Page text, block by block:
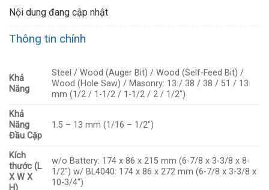
Nội dung đang cập nhật
Thông tin chính
Khả
Năng
Steel / Wood (Auger Bit) / Wood (Self-Feed Bit) /
Wood (Hole Saw) / Masonry: 13 / 38 / 38 / 51 / 13
mm (1/2 / 1-1/2 / 1-1/2 / 2 / 1/2″)
Khả
Năng
Đầu Cặp
1.5 – 13 mm (1/16 – 1/2″)
Kích
thước (L
X W X
H)
w/o Battery: 174 x 86 x 215 mm (6-7/8 x 3-3/8 x 8-
1/2″) w/ BL4040: 174 x 86 x 272 mm (6-7/8 x 3-3/8 x
10-3/4″)